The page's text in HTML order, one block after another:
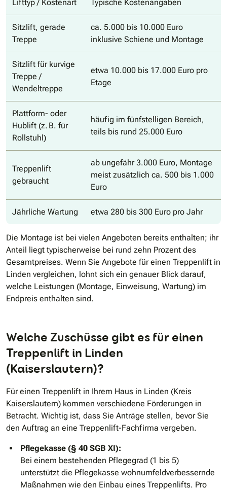
Lifttyp / Kostenart Typische Kostenangaben
Sitzlift, gerade
Treppe
ca. 5.000 bis 10.000 Euro
inklusive Schiene und Montage
Sitzlift für kurvige
Treppe /
Wendeltreppe
etwa 10.000 bis 17.000 Euro pro
Etage
Plattform- oder
Hublift (z. B. für
Rollstuhl)
häufig im fünfstelligen Bereich,
teils bis rund 25.000 Euro
Treppenlift
gebraucht
ab ungefähr 3.000 Euro, Montage
meist zusätzlich ca. 500 bis 1.000
Euro
Jährliche Wartung etwa 280 bis 300 Euro pro Jahr
Die Montage ist bei vielen Angeboten bereits enthalten; ihr
Anteil liegt typischerweise bei rund zehn Prozent des
Gesamtpreises. Wenn Sie Angebote für einen Treppenlift in
Linden vergleichen, lohnt sich ein genauer Blick darauf,
welche Leistungen (Montage, Einweisung, Wartung) im
Endpreis enthalten sind.
Welche Zuschüsse gibt es für einen
Treppenlift in Linden
(Kaiserslautern)?
Für einen Treppenlift in Ihrem Haus in Linden (Kreis
Kaiserslautern) kommen verschiedene Förderungen in
Betracht. Wichtig ist, dass Sie Anträge stellen, bevor Sie
den Auftrag an eine Treppenlift-Fachfirma vergeben.
Pflegekasse (§ 40 SGB XI):
Bei einem bestehenden Pflegegrad (1 bis 5)
unterstützt die Pflegekasse wohnumfeldverbessernde
Maßnahmen wie den Einbau eines Treppenlifts. Pro